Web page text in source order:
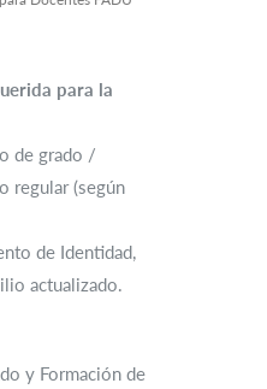
para la
de grado /
regular (según
de Identidad,
actualizado.
y Formación de